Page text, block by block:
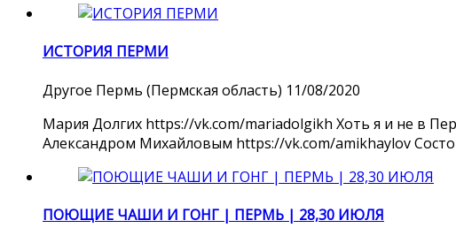
ИСТОРИЯ ПЕРМИ
Другое Пермь (Пермская область) 11/08/2020
Мария Долгих https://vk.com/mariadolgikh Хоть я и не в
Александром Михайловым https://vk.com/amikhaylov
ПОЮЩИЕ ЧАШИ И ГОНГ | ПЕРМЬ | 28,30 ИЮЛЯ